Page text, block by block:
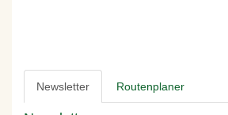
Newsletter Routenplaner